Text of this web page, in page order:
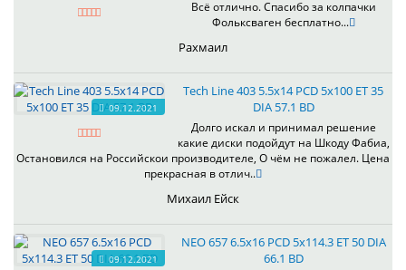
Всё отлично. Спасибо за колпачки
Фольксваген бесплатно...
Рахмаил
09.12.2021
Tech Line 403 5.5x14 PCD 5x100 ET 35
DIA 57.1 BD
Долго искал и принимал решение
какие диски подойдут на Шкоду Фабиа,
Остановился на Российскои производителе, О чём не пожалел. Цена
прекрасная в отлич..
Михаил Ейск
09.12.2021
NEO 657 6.5x16 PCD 5x114.3 ET 50 DIA
66.1 BD